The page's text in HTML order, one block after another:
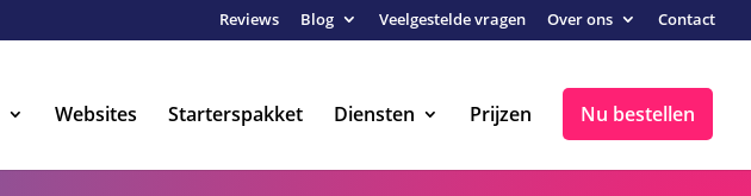
Reviews Blog Veelgestelde vragen Over ons Contact
Websites Starterspakket Diensten Prijzen Nu bestellen